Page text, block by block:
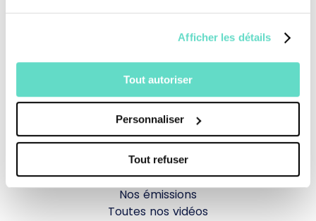
Afficher les détails
Tout autoriser
Personnaliser
Tout refuser
La messe
Magazine Le Jour du Seigneur
Documentaires
Tous Frères
Générations Laudato Si’
Agenda Culturel
JDS.tv
Nos émissions
Toutes nos vidéos